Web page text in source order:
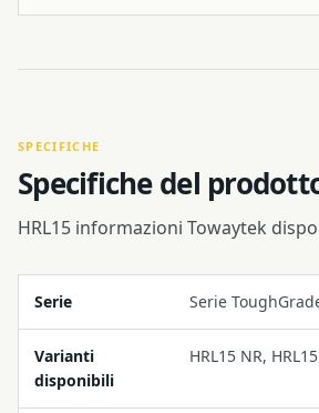
SPECIFICHE
Specifiche del
HRL15 informazioni Towaytek
Serie Serie
Varianti
disponibili
HRL15 NR,